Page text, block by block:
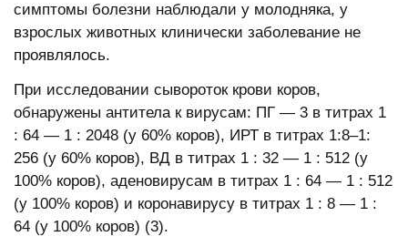
симптомы болезни наблюдали у молодняка, у
взрослых животных клинически заболевание не
проявлялось.
При исследовании сывороток крови коров,
обнаружены антитела к вирусам: ПГ — 3 в титрах 1
: 64 — 1 : 2048 (у 60% коров), ИРТ в титрах 1:8–1:
256 (у 60% коров), ВД в титрах 1 : 32 — 1 : 512 (у
100% коров), аденовирусам в титрах 1 : 64 — 1 : 512
(у 100% коров) и коронавирусу в титрах 1 : 8 — 1 :
64 (у 100% коров) (3).